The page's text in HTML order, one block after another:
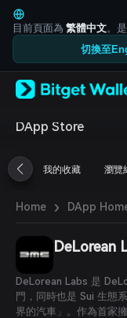
English
日本語
Tiếng Việt
Русский
Español (Latinoamérica)
Türkçe
Français
简体中文
繁體中文
Bahasa Indonesia
ภาษาไทย
العربية
বাংলা
Español
Português (Brasil)
目前頁面為 繁體中文。
切換至
DApp Store
我的收藏 瀏覽
Home › DApp
DeLorean
DeLorean Labs 是
門，同時也是 Sui 生態
界的汽車」。作為首家